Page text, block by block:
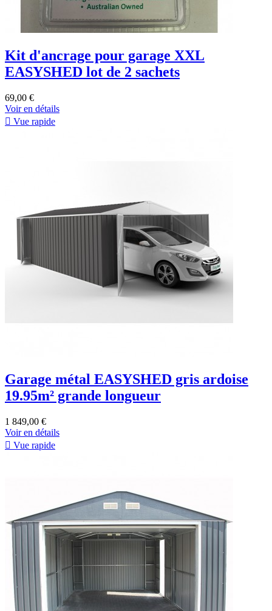
Kit d'ancrage pour garage XXL
EASYSHED lot de 2 sachets
69,00 €
Voir en détails
 Vue rapide
Garage métal EASYSHED gris ardoise
19.95m² grande longueur
1 849,00 €
Voir en détails
 Vue rapide